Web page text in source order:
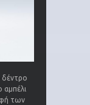
δέντρο
αμπέλι
των